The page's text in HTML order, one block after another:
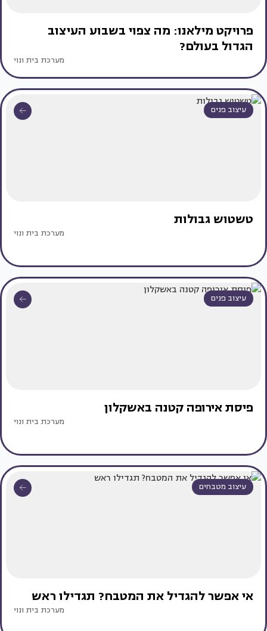
פרויקט מילאנו: מה צפוי בשבוע העיצוב
הגדול בעולם?
מערכת בית ונוי
עיצוב פנים
טשטוש גבולות
מערכת בית ונוי
עיצוב פנים
פיסת אירופה קטנה באשקלון
מערכת בית ונוי
עיצוב מטבחים
אי אפשר להגדיל את המטבח? תגדילו ראש
מערכת בית ונוי